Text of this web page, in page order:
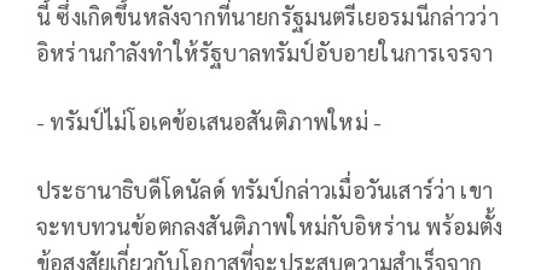
นี้ ซึ่งเกิดขึ้นหลังจากที่นายกรัฐมนตรีเยอรมนีกล่าวว่า
อิหร่านกำลังทำให้รัฐบาลทรัมป์อับอายในการเจรจา
- ทรัมป์ไม่โอเคข้อเสนอสันติภาพใหม่ -
ประธานาธิบดีโดนัลด์ ทรัมป์กล่าวเมื่อวันเสาร์ว่า เขา
จะทบทวนข้อตกลงสันติภาพใหม่กับอิหร่าน พร้อมตั้ง
ข้อสงสัยเกี่ยวกับโอกาสที่จะประสบความสำเร็จจาก